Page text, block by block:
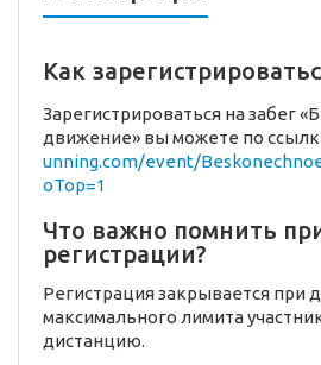
Как
Зарегистрироваться на забег
движение» вы можете по
unning.com/event/
oTop=1
Что важно помнить
регистрации?
Регистрация закрывается при
максимального лимита
дистанцию.